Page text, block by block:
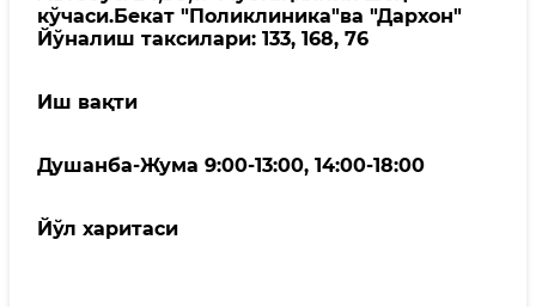
кўчаси.Бекат "Поликлиника"ва "Дархон"
Йўналиш таксилари: 133, 168, 76
Иш вақти
Душанба-Жума 9:00-13:00, 14:00-18:00
Йўл харитаси